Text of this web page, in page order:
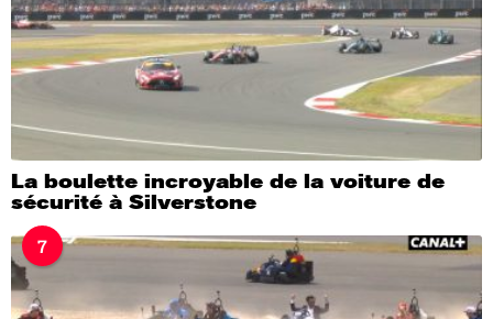
La boulette incroyable de la voiture de
sécurité à Silverstone
7